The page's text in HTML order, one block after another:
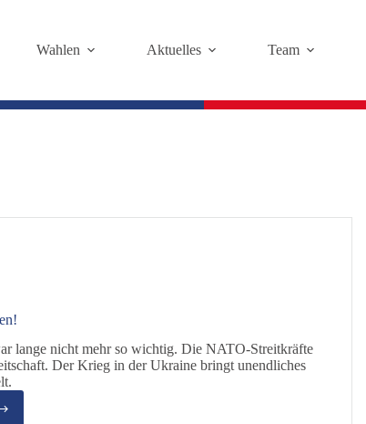
Wahlen Aktuelles Team
lange nicht mehr so wichtig. Die NATO-Streitkräfte
Der Krieg in der Ukraine bringt unendliches